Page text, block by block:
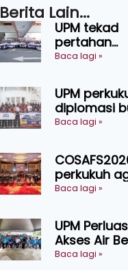
Berita Lain...
UPM tekad
pertahan
kejuaraan
pingat
Baca lagi »
UPM
diplomasi
Malaysia-
Narasi
Baca lagi »
perkukuh
keselamatan
AgriHub
transformasi
pertanian
Sarawak
Baca lagi »
UPM Perluas
Akses Air
31 Kediaman
Baca lagi »